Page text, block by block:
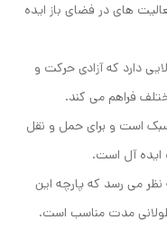
های در فضای باز ایده
دارد که آزادی حرکت و
فراهم می کند.
سبک است و برای حمل و نقل
ایده آل است.
می رسد که پارچه این
مدت مناسب است.